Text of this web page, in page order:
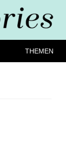
THEMEN